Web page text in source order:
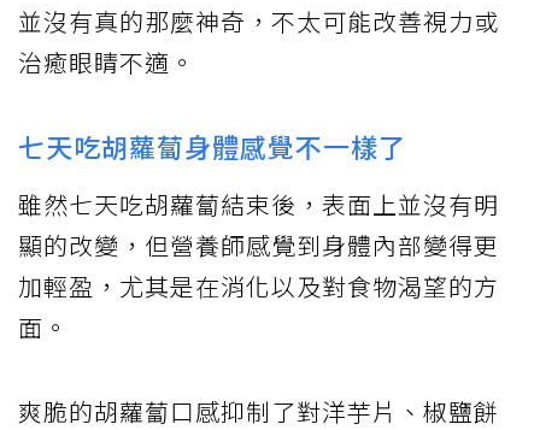
並沒有真的那麼神奇，不太可能改善視力或
治癒眼睛不適。
七天吃胡蘿蔔身體感覺不一樣了
雖然七天吃胡蘿蔔結束後，表面上並沒有明
顯的改變，但營養師感覺到身體內部變得更
加輕盈，尤其是在消化以及對食物渴望的方
面。
爽脆的胡蘿蔔口感抑制了對洋芋片、椒鹽餅